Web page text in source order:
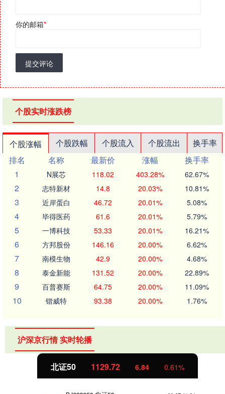
你的邮箱*
提交评论
个股实时涨跌榜
个股涨幅 个股跌幅 个股流入 个股流出
换手率
排名
名称 最新价 涨幅
换手率
1
N展芯 118.02 403.28% 62.67%
2 志特新材 14.8 20.03% 10.81%
3 近岸蛋白 46.72 20.01% 5.08%
4 毕得医药 61.6 20.01% 5.79%
5 一博科技 53.33 20.01% 16.21%
6 方邦股份 146.16 20.00% 6.62%
7 南模生物 42.9 20.00% 4.68%
8 泰金新能 131.52 20.00% 22.89%
9 百普赛斯 64.75 20.00% 11.09%
10 锴威特 93.38 20.00% 1.76%
沪深京行情 实时轮播
北证50 1129.72 6.84 0.61%